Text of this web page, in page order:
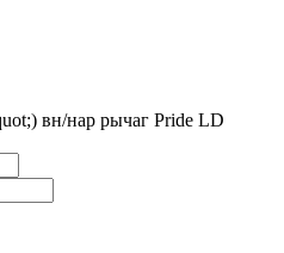
вн/нар рычаг Pride LD